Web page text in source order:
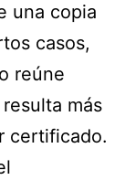
una copia
casos,
reúne
más
certificado.